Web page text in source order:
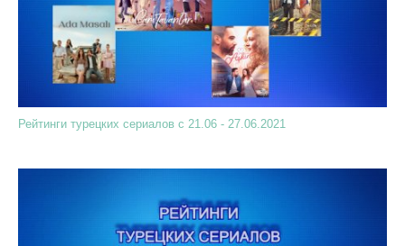
Рейтинги турецких сериалов с 21.06 - 27.06.2021